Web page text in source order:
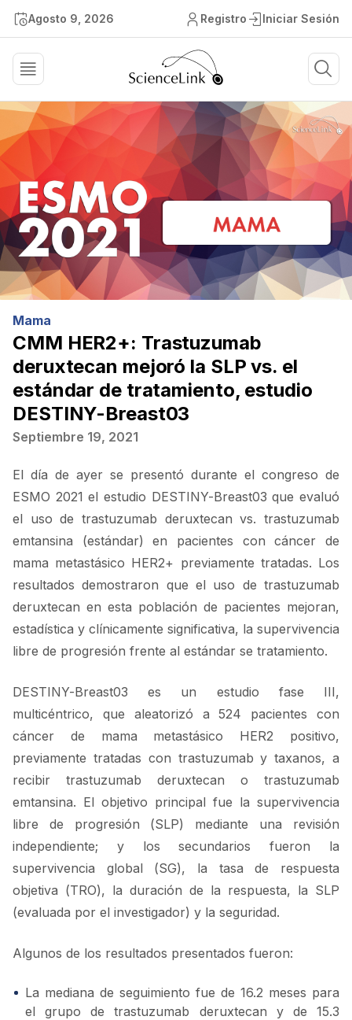
Agosto 9, 2026 Registro Iniciar Sesión
Mama
CMM HER2+: Trastuzumab
deruxtecan mejoró la SLP vs. el
estándar de tratamiento, estudio
DESTINY-Breast03
Septiembre 19, 2021
El día de ayer se presentó durante el congreso de
ESMO 2021 el estudio DESTINY-Breast03 que evaluó
el uso de trastuzumab deruxtecan vs. trastuzumab
emtansina (estándar) en pacientes con cáncer de
mama metastásico HER2+ previamente tratadas. Los
resultados demostraron que el uso de trastuzumab
deruxtecan en esta población de pacientes mejoran,
estadística y clínicamente significativa, la supervivencia
libre de progresión frente al estándar se tratamiento.
DESTINY-Breast03 es un estudio fase III,
multicéntrico, que aleatorizó a 524 pacientes con
cáncer de mama metastásico HER2 positivo,
previamente tratadas con trastuzumab y taxanos, a
recibir trastuzumab deruxtecan o trastuzumab
emtansina. El objetivo principal fue la supervivencia
libre de progresión (SLP) mediante una revisión
independiente; y los secundarios fueron la
supervivencia global (SG), la tasa de respuesta
objetiva (TRO), la duración de la respuesta, la SLP
(evaluada por el investigador) y la seguridad.
Algunos de los resultados presentados fueron:
La mediana de seguimiento fue de 16.2 meses para
el grupo de trastuzumab deruxtecan y de 15.3